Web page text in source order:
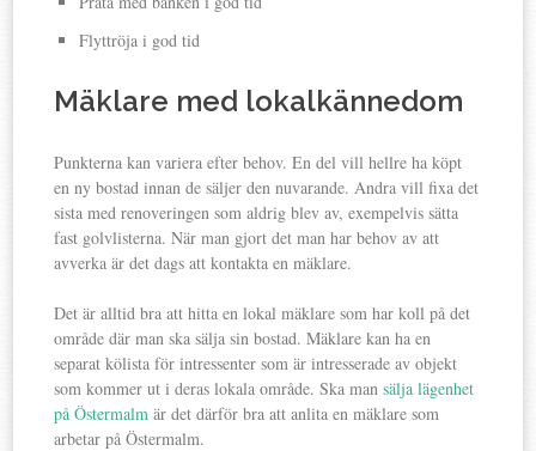
Flyttröja i god tid
Mäklare med lokalkännedom
Punkterna kan variera efter behov. En del vill hellre ha köpt
en ny bostad innan de säljer den nuvarande. Andra vill fixa det
sista med renoveringen som aldrig blev av, exempelvis sätta
fast golvlisterna. När man gjort det man har behov av att
avverka är det dags att kontakta en mäklare.
Det är alltid bra att hitta en lokal mäklare som har koll på det
område där man ska sälja sin bostad. Mäklare kan ha en
separat kölista för intressenter som är intresserade av objekt
som kommer ut i deras lokala område. Ska mansälja lägenhet
på Östermalm är det därför bra att anlita en mäklare som
arbetar på Östermalm.